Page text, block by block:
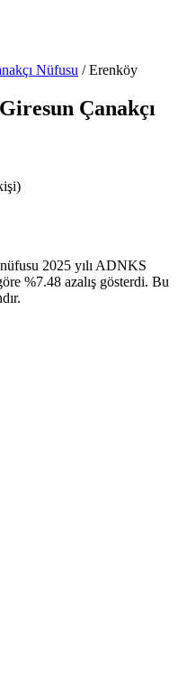
Nüfusu /Erenköy
Giresun Çanakçı
2025 yılı ADNKS
%7.48 azalış gösterdi. Bu